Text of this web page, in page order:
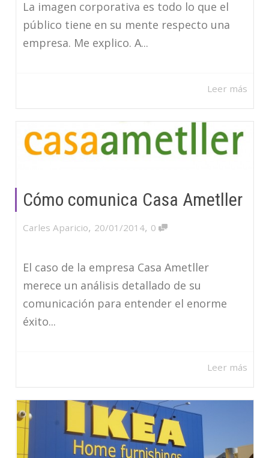
La imagen corporativa es todo lo que el
público tiene en su mente respecto una
empresa. Me explico. A...
Leer más
Cómo comunica Casa Ametller
Carles Aparicio, 20/01/2014, 0
El caso de la empresa Casa Ametller
merece un análisis detallado de su
comunicación para entender el enorme
éxito...
Leer más